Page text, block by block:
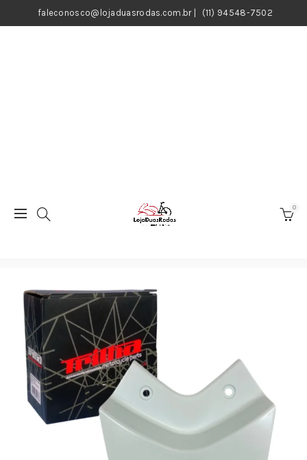
faleconosco@lojaduasrodas.com.br| (11) 94548-7502
0